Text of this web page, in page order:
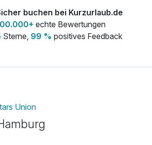
pro Person (15 Minuten)
buchen bei Kurzurlaub.de
echte Bewertungen
Sterne, 99 % positives Feedback
Union